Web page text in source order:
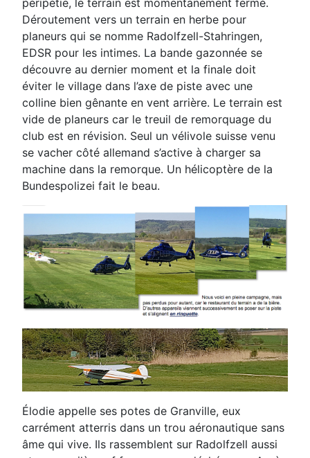
Déroutement vers un terrain en herbe pour
planeurs qui se nomme Radolfzell-Stahringen,
EDSR pour les intimes. La bande gazonnée se
découvre au dernier moment et la finale doit
éviter le village dans l’axe de piste avec une
colline bien gênante en vent arrière. Le terrain est
vide de planeurs car le treuil de remorquage du
club est en révision. Seul un vélivole suisse venu
se vacher côté allemand s’active à charger sa
machine dans la remorque. Un hélicoptère de la
Bundespolizei fait le beau.
Élodie appelle ses potes de Granville, eux
carrément atterris dans un trou aéronautique sans
âme qui vive. Ils rassemblent sur Radolfzell aussi